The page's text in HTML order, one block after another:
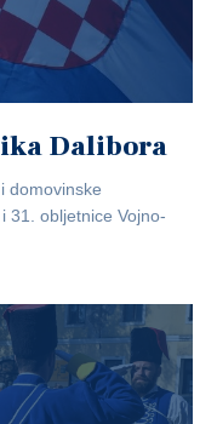
Dalibora
domovinske
31. obljetnice Vojno-